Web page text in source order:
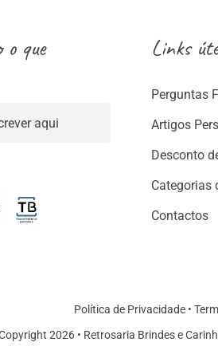
que
Links
Perguntas
Artigos
Desconto
Categorias
Contactos
Política de Privacidade •
2026 • Retrosaria Brindes e